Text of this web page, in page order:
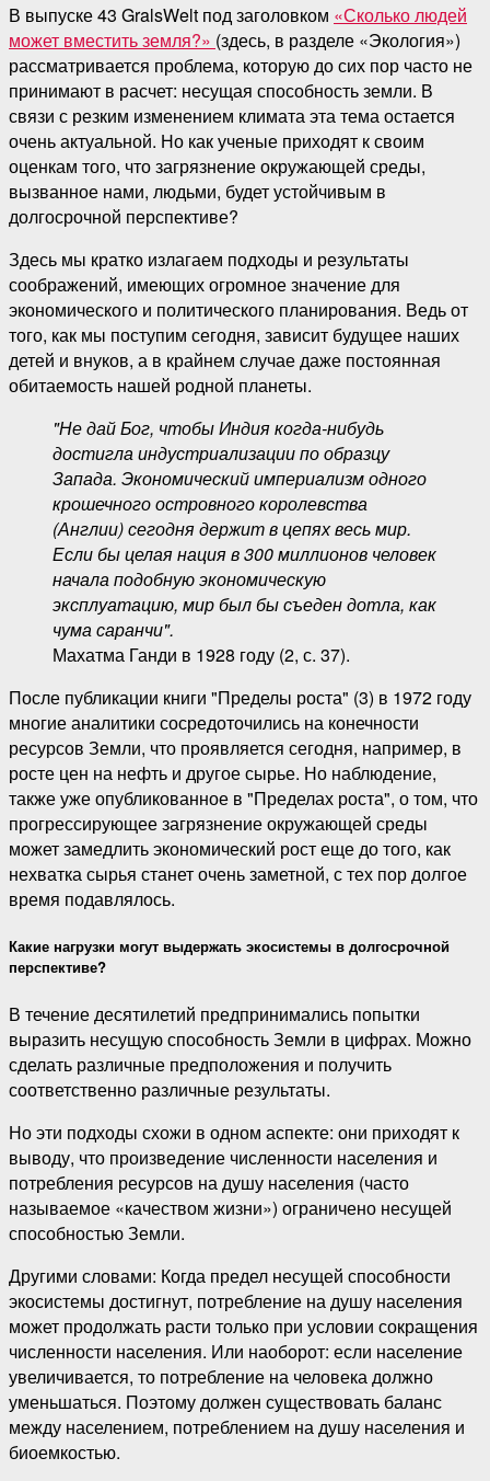
В выпуске 43 GralsWelt под заголовком «Сколько людей
может вместить земля?» (здесь, в разделе «Экология»)
рассматривается проблема, которую до сих пор часто не
принимают в расчет: несущая способность земли. В
связи с резким изменением климата эта тема остается
очень актуальной. Но как ученые приходят к своим
оценкам того, что загрязнение окружающей среды,
вызванное нами, людьми, будет устойчивым в
долгосрочной перспективе?
Здесь мы кратко излагаем подходы и результаты
соображений, имеющих огромное значение для
экономического и политического планирования. Ведь от
того, как мы поступим сегодня, зависит будущее наших
детей и внуков, а в крайнем случае даже постоянная
обитаемость нашей родной планеты.
"Не дай Бог, чтобы Индия когда-нибудь
достигла индустриализации по образцу
Запада. Экономический империализм одного
крошечного островного королевства
(Англии) сегодня держит в цепях весь мир.
Если бы целая нация в 300 миллионов человек
начала подобную экономическую
эксплуатацию, мир был бы съеден дотла, как
чума саранчи".
Махатма Ганди в 1928 году (2, с. 37).
После публикации книги "Пределы роста" (3) в 1972 году
многие аналитики сосредоточились на конечности
ресурсов Земли, что проявляется сегодня, например, в
росте цен на нефть и другое сырье. Но наблюдение,
также уже опубликованное в "Пределах роста", о том, что
прогрессирующее загрязнение окружающей среды
может замедлить экономический рост еще до того, как
нехватка сырья станет очень заметной, с тех пор долгое
время подавлялось.
Какие нагрузки могут выдержать экосистемы в долгосрочной
перспективе?
В течение десятилетий предпринимались попытки
выразить несущую способность Земли в цифрах. Можно
сделать различные предположения и получить
соответственно различные результаты.
Но эти подходы схожи в одном аспекте: они приходят к
выводу, что произведение численности населения и
потребления ресурсов на душу населения (часто
называемое «качеством жизни») ограничено несущей
способностью Земли.
Другими словами: Когда предел несущей способности
экосистемы достигнут, потребление на душу населения
может продолжать расти только при условии сокращения
численности населения. Или наоборот: если население
увеличивается, то потребление на человека должно
уменьшаться. Поэтому должен существовать баланс
между населением, потреблением на душу населения и
биоемкостью.